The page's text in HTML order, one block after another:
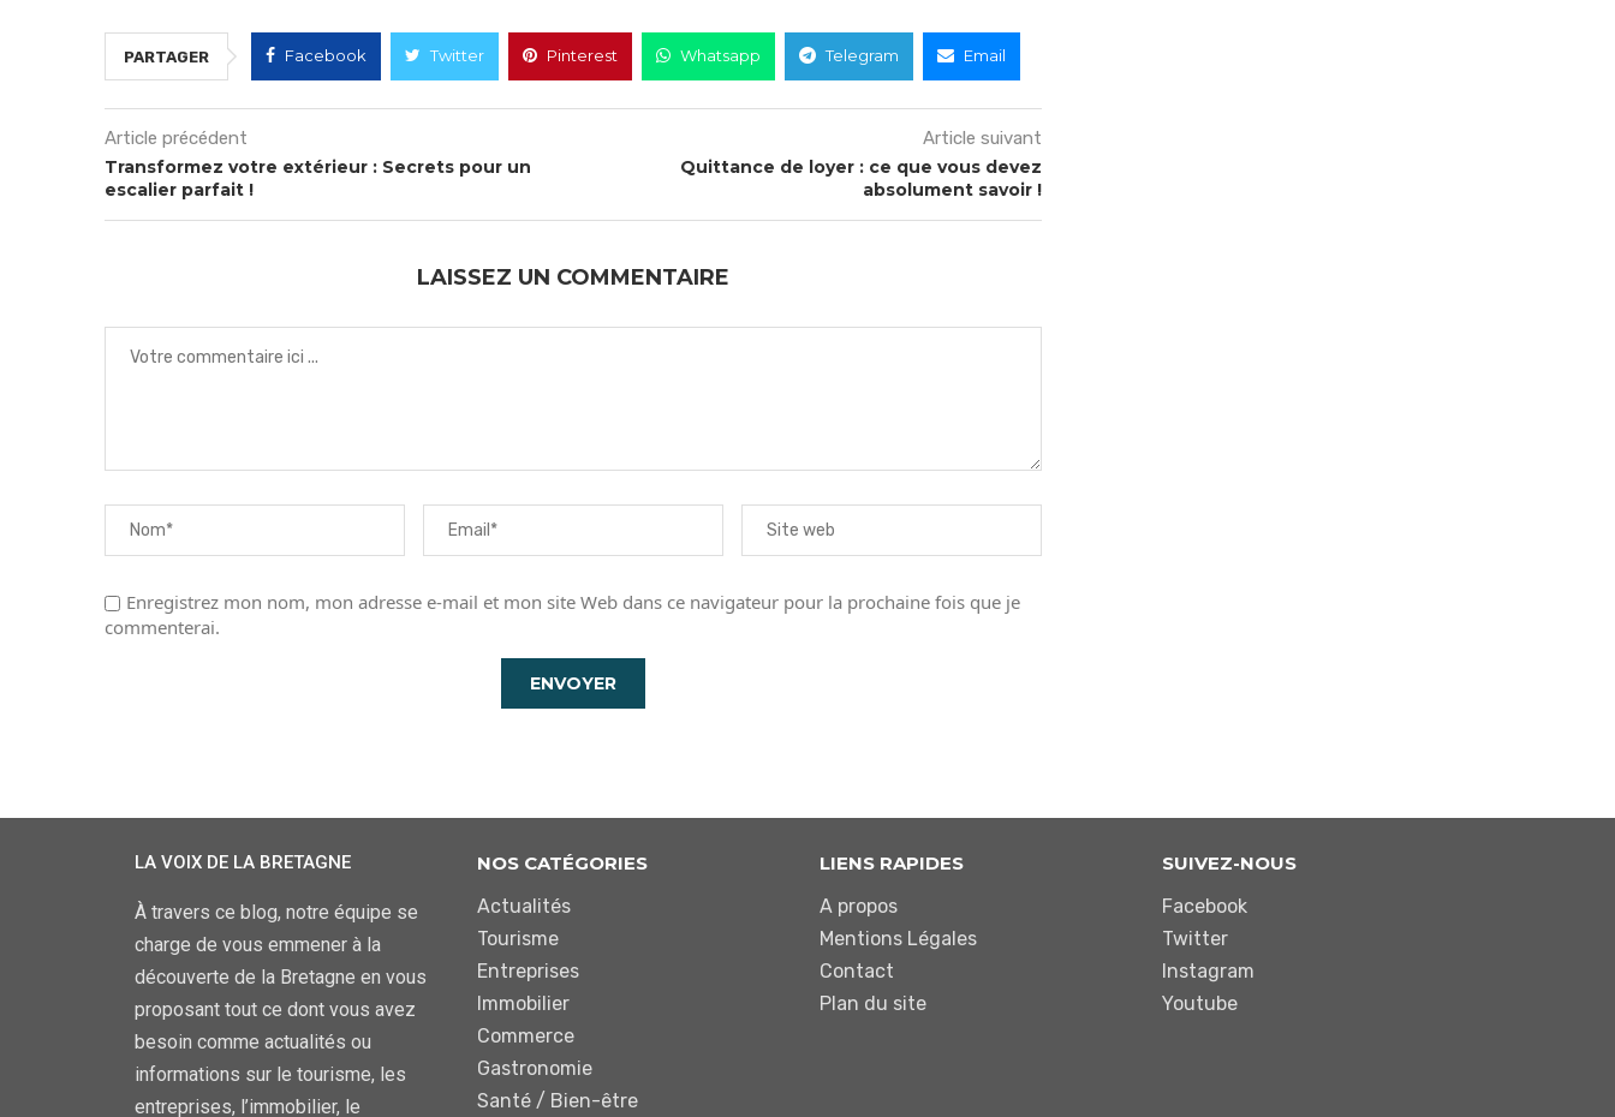
PARTAGER Facebook Twitter Pinterest Whatsapp Telegram Email
Article précédent
Transformez votre extérieur : Secrets pour un
escalier parfait !
Article suivant
Quittance de loyer : ce que vous devez
absolument savoir !
LAISSEZ UN COMMENTAIRE
Enregistrez mon nom, mon adresse e-mail et mon site Web dans ce navigateur pour la prochaine fois que je
commenterai.
LA VOIX DE LA BRETAGNE
À travers ce blog, notre équipe se
charge de vous emmener à la
découverte de la Bretagne en vous
proposant tout ce dont vous avez
besoin comme actualités ou
informations sur le tourisme, les
entreprises, l’immobilier, le
NOS CATÉGORIES
Actualités
Tourisme
Entreprises
Immobilier
Commerce
Gastronomie
Santé / Bien-être
LIENS RAPIDES
A propos
Mentions Légales
Contact
Plan du site
SUIVEZ-NOUS
Facebook
Twitter
Instagram
Youtube